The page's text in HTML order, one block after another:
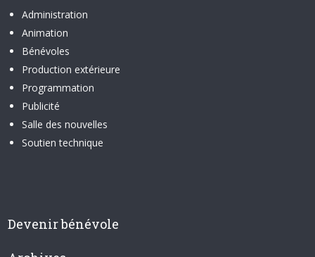
Administration
Animation
Bénévoles
Production extérieure
Programmation
Publicité
Salle des nouvelles
Soutien technique
Devenir bénévole